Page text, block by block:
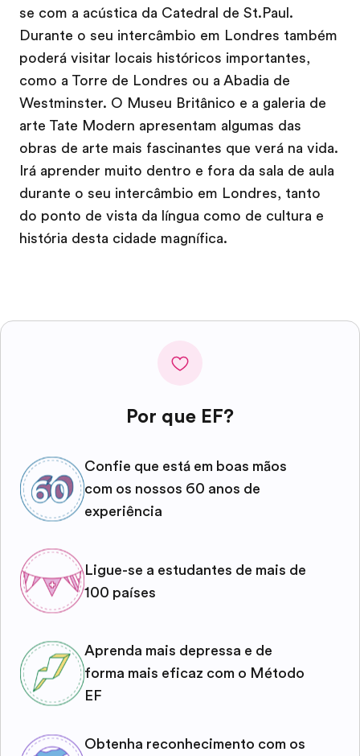
se com a acústica da Catedral de St.Paul.
Durante o seu intercâmbio em Londres também
poderá visitar locais históricos importantes,
como a Torre de Londres ou a Abadia de
Westminster. O Museu Britânico e a galeria de
arte Tate Modern apresentam algumas das
obras de arte mais fascinantes que verá na vida.
Irá aprender muito dentro e fora da sala de aula
durante o seu intercâmbio em Londres, tanto
do ponto de vista da língua como de cultura e
história desta cidade magnífica.
Por que EF?
Confie que está em boas mãos
com os nossos 60 anos de
experiência
Ligue-se a estudantes de mais de
100 países
Aprenda mais depressa e de
forma mais eficaz com o Método
EF
Obtenha reconhecimento com os